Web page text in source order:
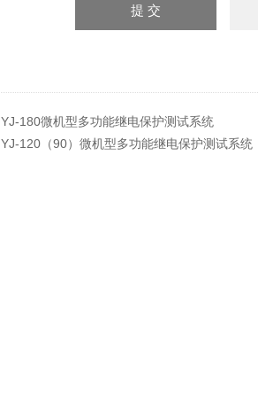
YJ-180微机型多功能继电保护测试系统
YJ-120（90）微机型多功能继电保护测试系统